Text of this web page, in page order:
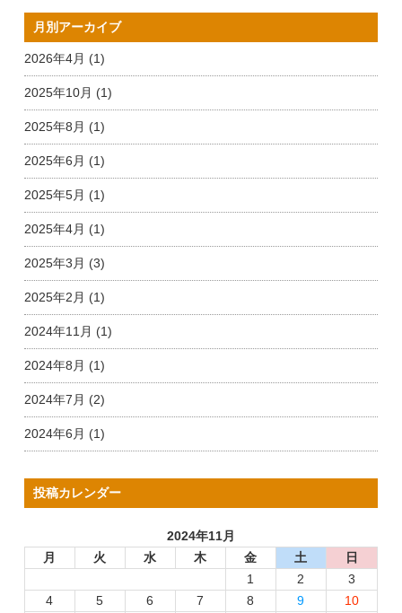
月別アーカイブ
2026年4月 (1)
2025年10月 (1)
2025年8月 (1)
2025年6月 (1)
2025年5月 (1)
2025年4月 (1)
2025年3月 (3)
2025年2月 (1)
2024年11月 (1)
2024年8月 (1)
2024年7月 (2)
2024年6月 (1)
投稿カレンダー
2024年11月
月
火 水 木 金 土 日
1 2
3
4
5 6 7 8 9
10